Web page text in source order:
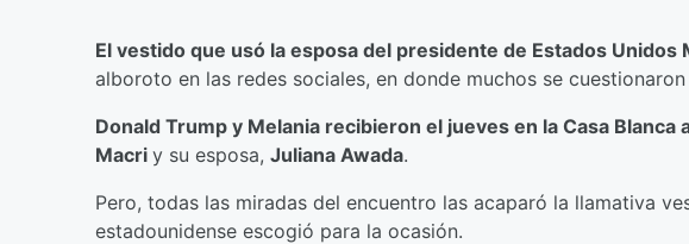
El vestido que usó la esposa del presidente de Estados Unidos
alboroto en las redes sociales, en donde muchos se
Donald Trump y Melania recibieron el jueves en la Casa
Macri y su esposa, Juliana Awada.
Pero, todas las miradas del encuentro las acaparó la llamativa
estadounidense escogió para la ocasión.